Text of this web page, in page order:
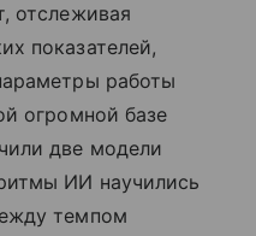
отслеживая
показателей,
работы
огромной базе
две модели
ИИ научились
темпом